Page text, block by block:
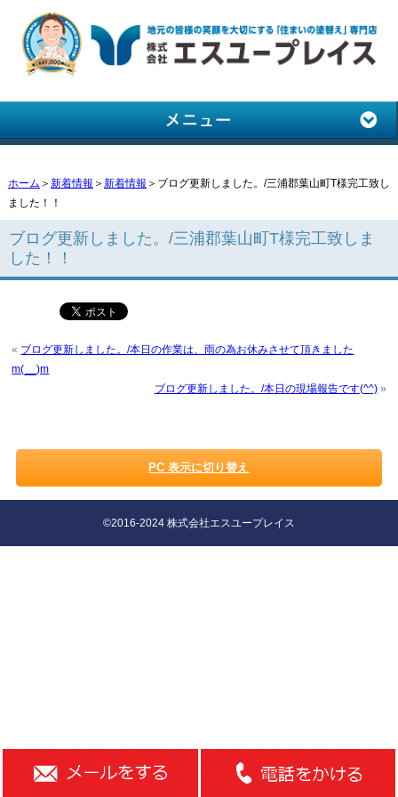
ホーム ＞ 新着情報 ＞ 新着情報 ＞ブログ更新しました。/三浦郡葉山町T様完工致し
ました！！
ブログ更新しました。/三浦郡葉山町T様完工致しま
した！！
« ブログ更新しました。/本日の作業は、雨の為お休みさせて頂きました
m(__)m
ブログ更新しました。/本日の現場報告です(^^)»
PC 表示に切り替え
©2016-2024 株式会社エスユープレイス